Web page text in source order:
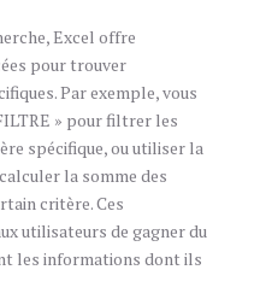
Excel offre
pour trouver
Par exemple, vous
» pour filtrer les
spécifique, ou utiliser la
la somme des
critère. Ces
utilisateurs de gagner du
les informations dont ils